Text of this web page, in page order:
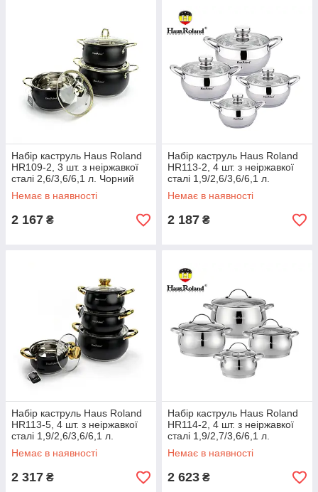
Набір каструль Haus Roland
HR109-2, 3 шт. з неіржавкої
сталі 2,6/3,6/6,1 л. Чорний
(HR109-2) ЕКОБОКС
Немає в наявності
2 167 ₴
Набір каструль Haus Roland
HR113-2, 4 шт. з неіржавкої
сталі 1,9/2,6/3,6/6,1 л.
Сріблястий (HR113-2)
ЕКОБОКС
Немає в наявності
2 187 ₴
Набір каструль Haus Roland
HR113-5, 4 шт. з неіржавкої
сталі 1,9/2,6/3,6/6,1 л.
Чорний (HR113-5) ЕКОБОКС
Немає в наявності
2 317 ₴
Набір каструль Haus Roland
HR114-2, 4 шт. з неіржавкої
сталі 1,9/2,7/3,6/6,1 л.
Сріблястий (HR114-2)
ЕКОБОКС
Немає в наявності
2 623 ₴